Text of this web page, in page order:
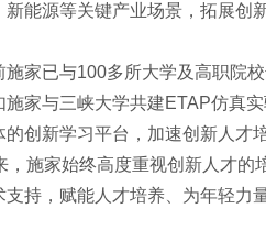
新能源等关键产业场景，拓展创
施家已与100多所大学及高职院
施家与三峡大学共建ETAP仿真
的创新学习平台，加速创新人才
，施家始终高度重视创新人才的
支持，赋能人才培养、为年轻力